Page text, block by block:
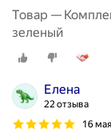
Товар —
зеленый
Елена
22 отзыва
16 мая